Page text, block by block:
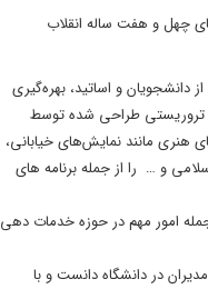
چهل و هفت ساله انقلاب
و اساتید، بهره‌گیری
تروریستی طراحی شده توسط
هنری مانند نمایش‌های خیابانی،
و … را از جمله برنامه های
امور مهم در حوزه خدمات دهی
در دانشگاه دانست و با